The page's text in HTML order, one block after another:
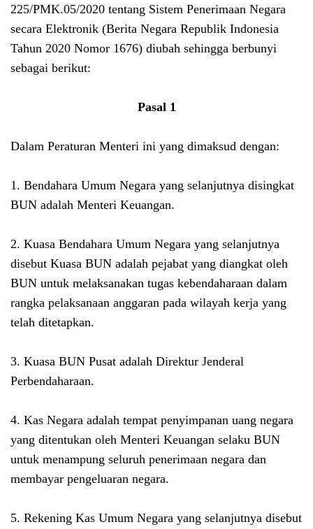
225/PMK.05/2020 tentang Sistem Penerimaan Negara
secara Elektronik (Berita Negara Republik Indonesia
Tahun 2020 Nomor 1676) diubah sehingga berbunyi
sebagai berikut:
Pasal 1
Dalam Peraturan Menteri ini yang dimaksud dengan:
1. Bendahara Umum Negara yang selanjutnya disingkat
BUN adalah Menteri Keuangan.
2. Kuasa Bendahara Umum Negara yang selanjutnya
disebut Kuasa BUN adalah pejabat yang diangkat oleh
BUN untuk melaksanakan tugas kebendaharaan dalam
rangka pelaksanaan anggaran pada wilayah kerja yang
telah ditetapkan.
3. Kuasa BUN Pusat adalah Direktur Jenderal
Perbendaharaan.
4. Kas Negara adalah tempat penyimpanan uang negara
yang ditentukan oleh Menteri Keuangan selaku BUN
untuk menampung seluruh penerimaan negara dan
membayar pengeluaran negara.
5. Rekening Kas Umum Negara yang selanjutnya disebut